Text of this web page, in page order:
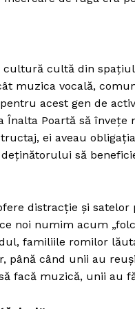
cultă din
muzica vocală,
acest gen de
Poartă să înveţe
ei aveau
să
distracţie şi
noi numim acum
familiile romilor
până când unii au
facă muzică, unii au